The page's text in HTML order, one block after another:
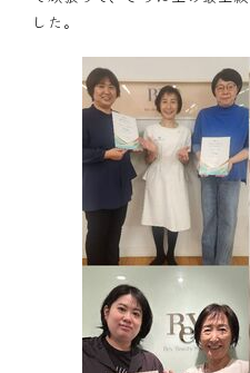
した。